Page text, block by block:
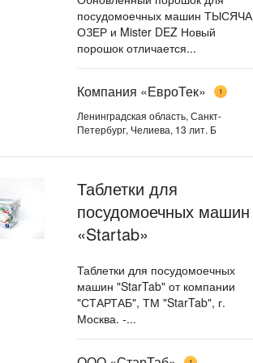
посудомоечных машин ТЫСЯЧА
ОЗЕР и Mister DEZ Новый
порошок отличается...
Компания «ЕвроТек» 1
Ленинградская область, Санкт-
Петербург, Челиева, 13 лит. Б
Таблетки для
посудомоечных машин
«Startab»
Таблетки для посудомоечных
машин "StarTab" от компании
"СТАРТАБ", ТМ "StarTab", г.
Москва. -...